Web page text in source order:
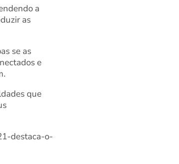
a
as
se as
e
que
destaca-o-